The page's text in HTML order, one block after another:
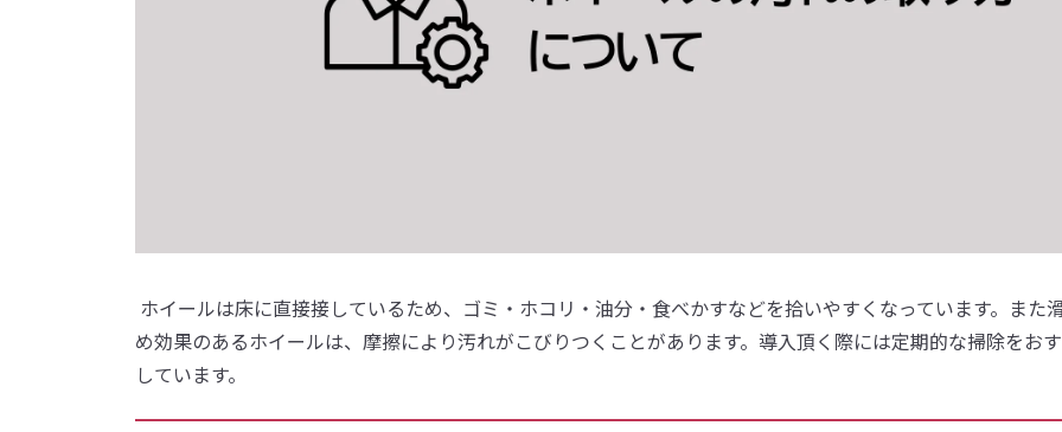
ホイールは床に直接接しているため、ゴミ・ホコリ・油分・食べかすなどを拾いやすくなっています。また
め効果のあるホイールは、摩擦により汚れがこびりつくことがあります。導入頂く際には定期的な掃除をお
しています。